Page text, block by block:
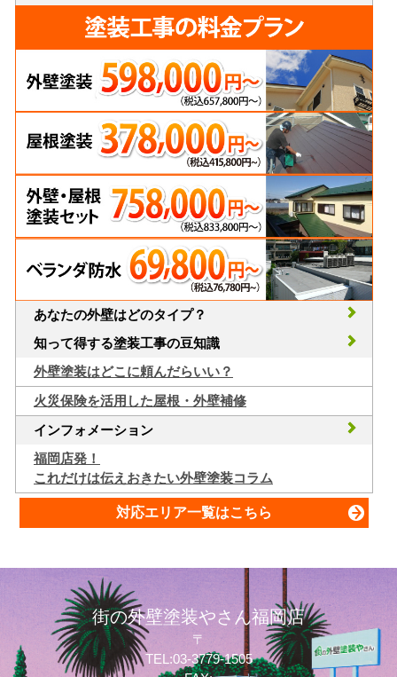
あなたの外壁はどのタイプ？
知って得する塗装工事の豆知識
外壁塗装はどこに頼んだらいい？
火災保険を活用した屋根・外壁補修
インフォメーション
福岡店発！
これだけは伝えおきたい外壁塗装コラム
対応エリア一覧はこちら
街の外壁塗装やさん福岡店
〒
TEL:03-3779-1505